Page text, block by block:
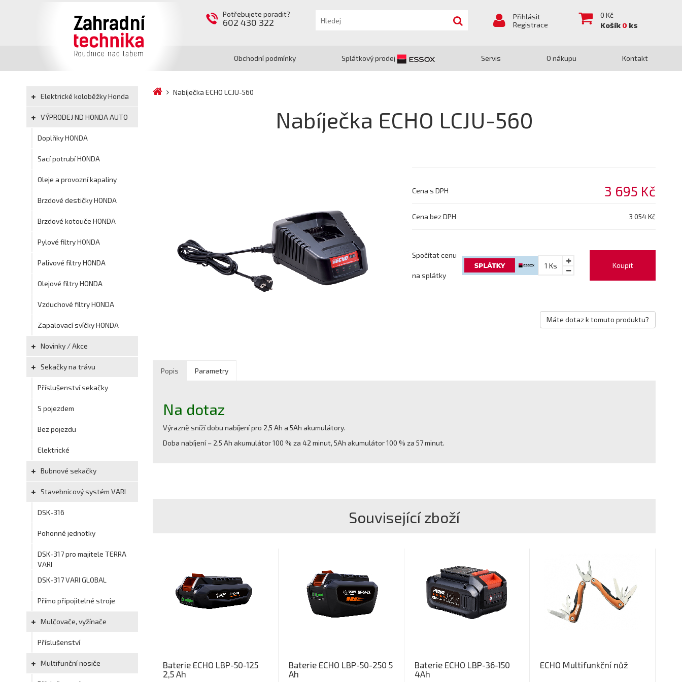
Potřebujete poradit?
602 430 322
Přihlásit
Registrace
0 Kč
Košík 0 ks
Obchodní podmínky Splátkový prodej Servis O nákupu Kontakt
Elektrické koloběžky Honda
VÝPRODEJ ND HONDA AUTO
Doplňky HONDA
Sací potrubí HONDA
Oleje a provozní kapaliny
Brzdové destičky HONDA
Brzdové kotouče HONDA
Pylové filtry HONDA
Palivové filtry HONDA
Olejové filtry HONDA
Vzduchové filtry HONDA
Zapalovací svíčky HONDA
Novinky / Akce
Sekačky na trávu
Příslušenství sekačky
S pojezdem
Bez pojezdu
Elektrické
Bubnové sekačky
Stavebnicový systém VARI
DSK-316
Pohonné jednotky
DSK-317 pro majitele TERRA
VARI
DSK-317 VARI GLOBAL
Přímo připojitelné stroje
Mulčovače, vyžínače
Příslušenství
Multifunční nosiče
Nabíječka ECHO LCJU-560
Nabíječka ECHO LCJU-560
Cena s DPH 3 695 Kč
Cena bez DPH 3 054 Kč
Koupit
1 Ks
Spočítat cenu
na splátky
Máte dotaz k tomuto produktu?
Popis Parametry
Na dotaz
Výrazně sníží dobu nabíjení pro 2,5 Ah a 5Ah akumulátory.
Doba nabíjení – 2,5 Ah akumulátor 100 % za 42 minut, 5Ah akumulátor 100 % za 57 minut.
Související zboží
Baterie ECHO LBP-50-125
2,5 Ah
Baterie ECHO LBP-50-250 5
Ah
Baterie ECHO LBP-36-150
4Ah
ECHO Multifunkční nůž